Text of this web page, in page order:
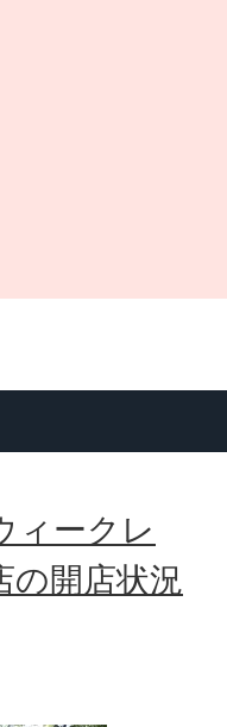
ィークレ
の開店状況